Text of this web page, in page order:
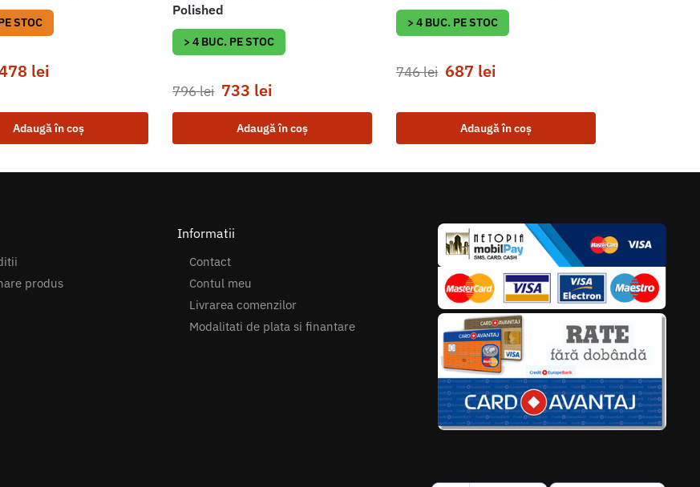
STOC
lei
Adaugă în coș
Polished
> 4 BUC. PE STOC
796lei 733 lei
Adaugă în coș
> 4 BUC. PE STOC
746lei 687 lei
Adaugă în coș
produs
Informatii
Contact
Contul meu
Livrarea comenzilor
Modalitati de plata si finantare